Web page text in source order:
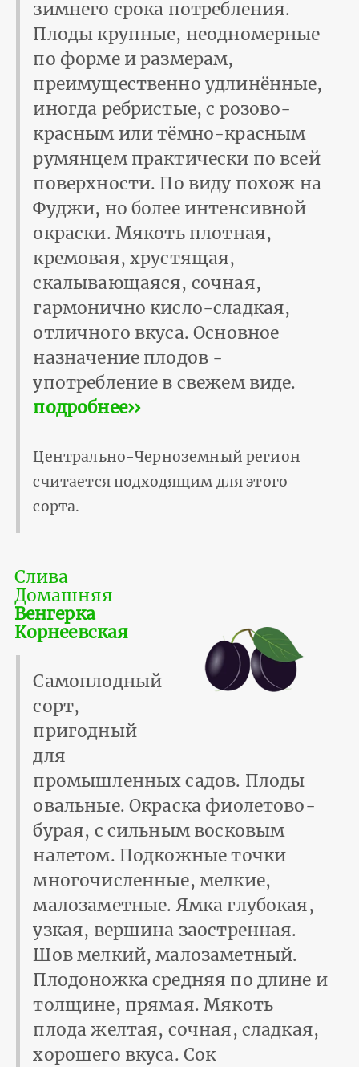
зимнего срока потребления.
Плоды крупные, неодномерные
по форме и размерам,
преимущественно удлинённые,
иногда ребристые, с розово-
красным или тёмно-красным
румянцем практически по всей
поверхности. По виду похож на
Фуджи, но более интенсивной
окраски. Мякоть плотная,
кремовая, хрустящая,
скалывающаяся, сочная,
гармонично кисло-сладкая,
отличного вкуса. Основное
назначение плодов -
употребление в свежем виде.
подробнее››
Центрально-Черноземный регион
считается подходящим для этого
сорта.
Слива
Домашняя
Венгерка
Корнеевская
Самоплодный
сорт,
пригодный
для
промышленных садов. Плоды
овальные. Окраска фиолетово-
бурая, с сильным восковым
налетом. Подкожные точки
многочисленные, мелкие,
малозаметные. Ямка глубокая,
узкая, вершина заостренная.
Шов мелкий, малозаметный.
Плодоножка средняя по длине и
толщине, прямая. Мякоть
плода желтая, сочная, сладкая,
хорошего вкуса. Сок